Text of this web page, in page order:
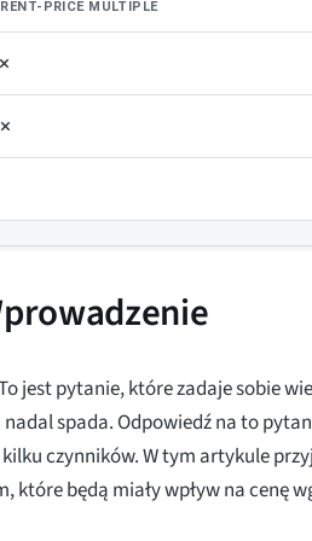
PRICE MULTIPLE
jest pytanie, które zadaje sobie
spada. Odpowiedź na to
czynników. W tym artykule
które będą miały wpływ na cenę